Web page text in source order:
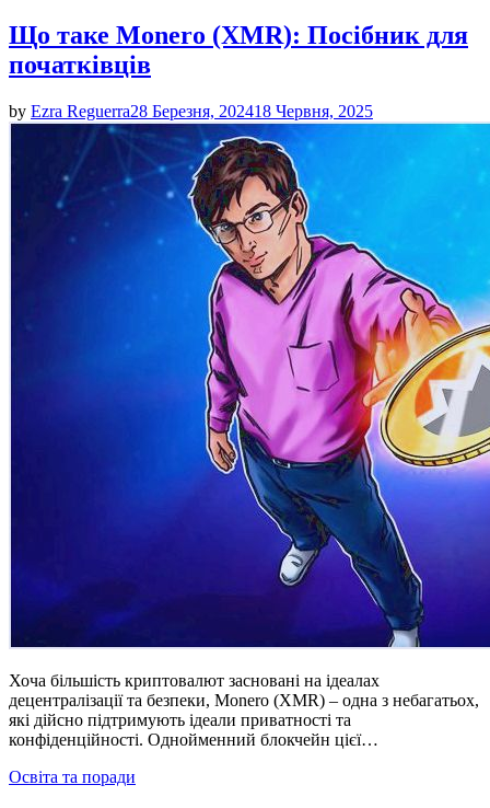
Що таке Monero (XMR): Посібник для
початківців
by Ezra Reguerra28 Березня, 202418 Червня, 2025
Хоча більшість криптовалют засновані на ідеалах
децентралізації та безпеки, Monero (XMR) – одна з небагатьох,
які дійсно підтримують ідеали приватності та
конфіденційності. Однойменний блокчейн цієї…
Posted
Освіта та поради